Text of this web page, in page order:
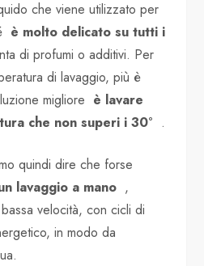
che viene utilizzato per
è molto delicato su tutti i
di profumi o additivi. Per
di lavaggio, più è
migliore è lavare
che non superi i 30° .
quindi dire che forse
lavaggio a mano ,
velocità, con cicli di
in modo da